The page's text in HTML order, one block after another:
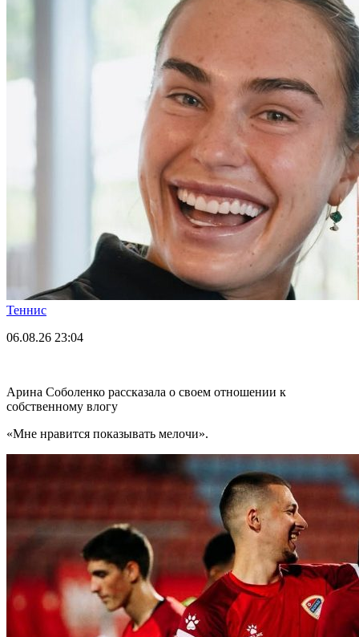
Теннис
06.08.26 23:04
Арина Соболенко рассказала о своем отношении к
собственному влогу
«Мне нравится показывать мелочи».